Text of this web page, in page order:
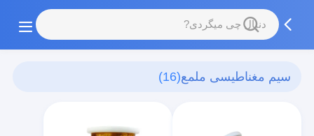
سیم مغناطیسی ملمع(16)